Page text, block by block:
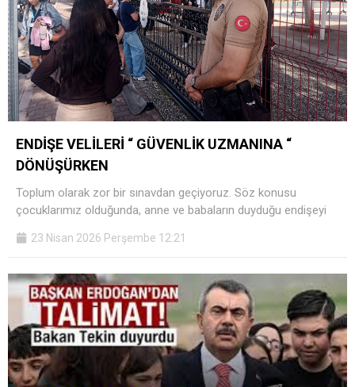
ENDİŞE VELİLERİ “ GÜVENLİK UZMANINA “
DÖNÜŞÜRKEN
Toplum olarak zor bir sınavdan geçiyoruz. Söz konusu
çocuklarımız olduğunda, anne ve babaların duyduğu endişeyi
23 Nisan 2026 Perşembe 12:21